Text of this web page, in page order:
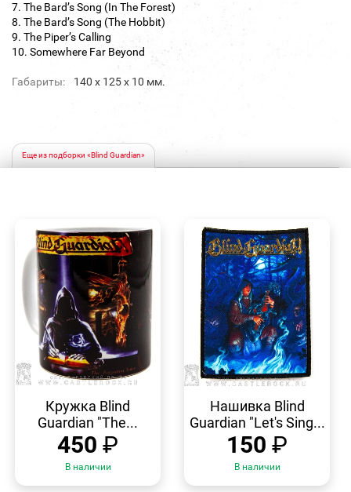
7. The Bard’s Song (In The Forest)
8. The Bard’s Song (The Hobbit)
9. The Piper’s Calling
10. Somewhere Far Beyond
Габариты: 140 х 125 х 10 мм.
Еще из подборки «Blind Guardian»
ПРОСМОТР
Кружка Blind
Guardian "The...
450 ₽
В наличии
ПРОСМОТР
Нашивка Blind
Guardian "Let's Sing...
150 ₽
В наличии